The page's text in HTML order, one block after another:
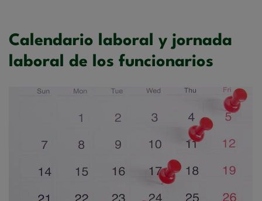
Calendario laboral y jornada
laboral de los funcionarios